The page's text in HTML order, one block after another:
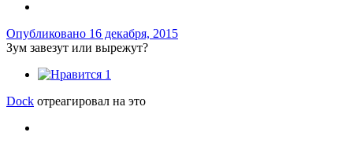
Опубликовано 16 декабря, 2015
Зум завезут или вырежут?
1
Dock отреагировал на это